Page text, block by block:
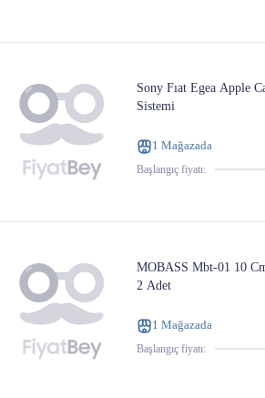
Sony Fıat Egea Apple
Sistemi
1 Mağazada
Başlangıç ​​fiyatı:
MOBASS Mbt-01 10
2 Adet
1 Mağazada
Başlangıç ​​fiyatı: